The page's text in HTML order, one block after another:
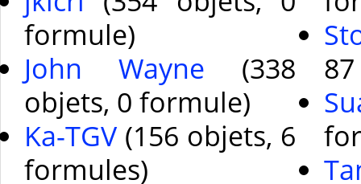
formule)
John Wayne (338
objets, 0 formule)
Ka-TGV (156 objets, 6
formules)